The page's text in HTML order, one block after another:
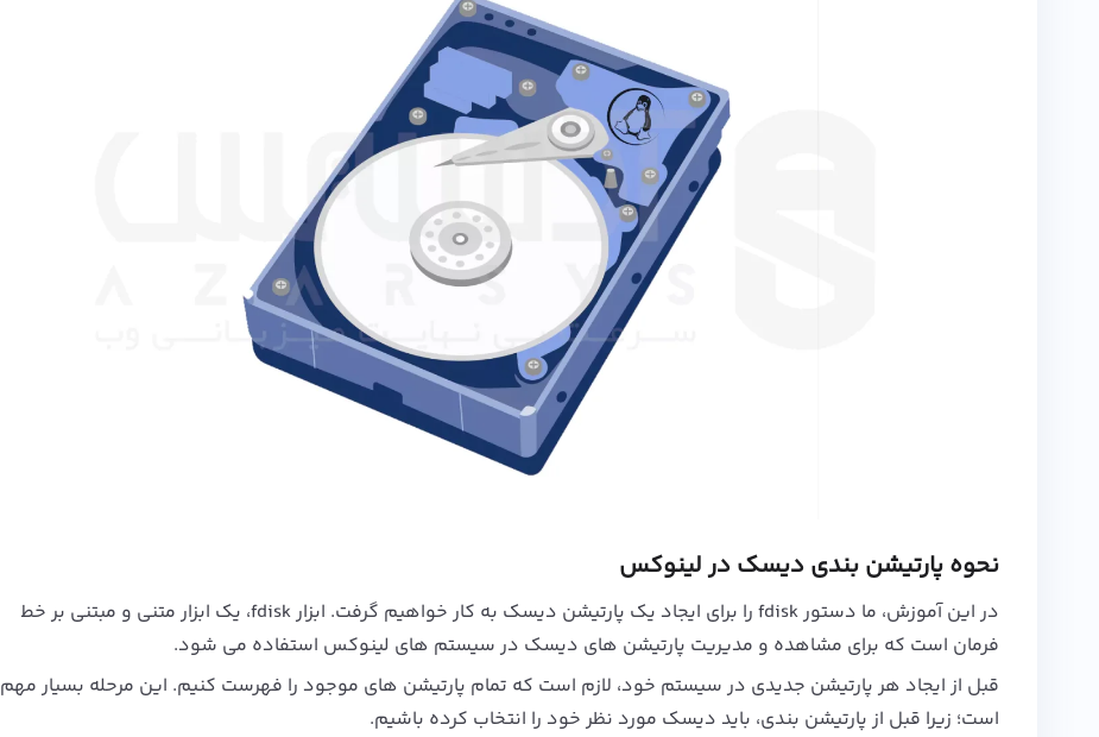
نحوه پارتیشن بندی دیسک در لینوکس
در این آموزش، ما دستور fdisk را برای ایجاد یک پارتیشن دیسک به کار خواهیم گرفت. ابزار fdisk، یک ابزار متنی و مبتنی بر خط
فرمان است که برای مشاهده و مدیریت پارتیشن‌ های دیسک در سیستم‌ های لینوکس استفاده می‌ شود.
قبل از ایجاد هر پارتیشن جدیدی در سیستم خود، لازم است که تمام پارتیشن‌ های موجود را فهرست کنیم. این مرحله بسیار مهم
است؛ زیرا قبل از پارتیشن‌ بندی، باید دیسک مورد نظر خود را انتخاب کرده باشیم.